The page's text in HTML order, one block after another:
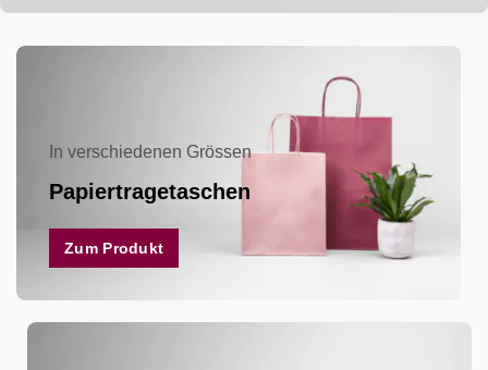
In verschiedenen Grössen
Papiertragetaschen
Zum Produkt